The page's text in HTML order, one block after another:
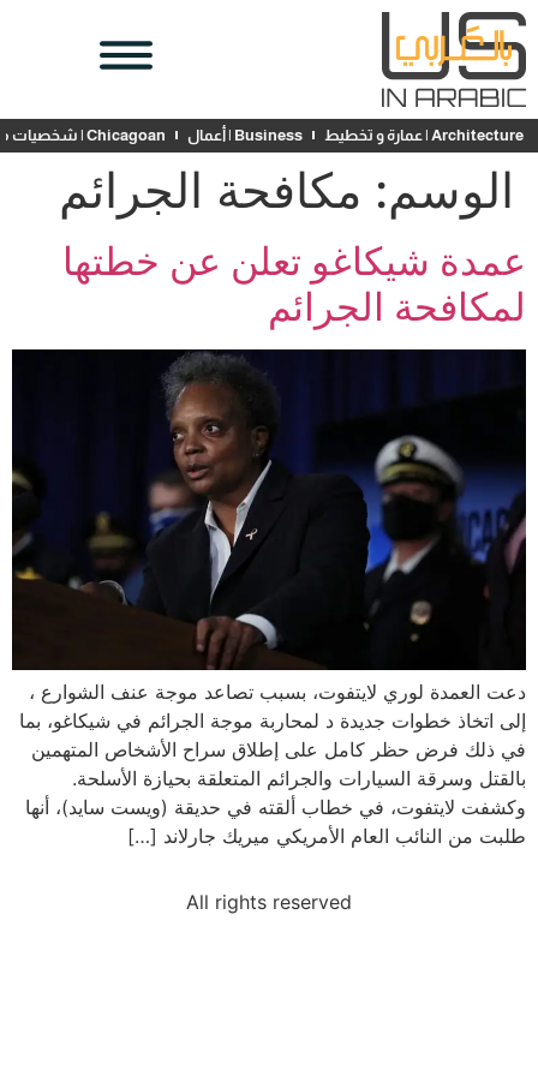
Architecture | عمارة و تخطيط Business | أعمال Chicagoan | شخصيات محلية
الوسم: مكافحة الجرائم
عمدة شيكاغو تعلن عن خطتها
لمكافحة الجرائم
دعت العمدة لوري لايتفوت، بسبب تصاعد موجة عنف الشوارع ،
إلى اتخاذ خطوات جديدة د لمحاربة موجة الجرائم في شيكاغو، بما
في ذلك فرض حظر كامل على إطلاق سراح الأشخاص المتهمين
بالقتل وسرقة السيارات والجرائم المتعلقة بحيازة الأسلحة.
وكشفت لايتفوت، في خطاب ألقته في حديقة (ويست سايد)، أنها
طلبت من النائب العام الأمريكي ميريك جارلاند […]
All rights reserved